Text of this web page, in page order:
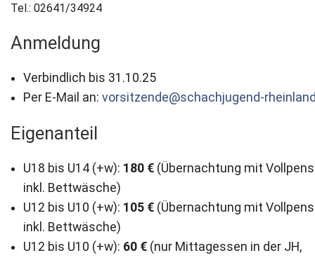
Tel.: 02641/34924
Anmeldung
Verbindlich bis 31.10.25
Per E-Mail an: vorsitzende@schachjugend-
Eigenanteil
U18 bis U14 (+w): 180 €(Übernachtung mit
inkl. Bettwäsche)
U12 bis U10 (+w): 105 €(Übernachtung mit
inkl. Bettwäsche)
U12 bis U10 (+w): 60 €(nur Mittagessen in der JH,